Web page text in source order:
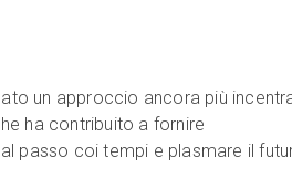
un approccio ancora più
ha contribuito a fornire
passo coi tempi e plasmare il